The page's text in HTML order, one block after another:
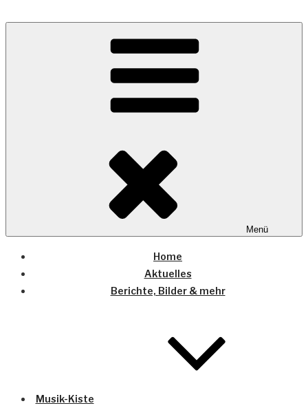
COUNTRYHOME
Wo die (Country-) Musik Zuhause ist
Menü
Home
Aktuelles
Berichte, Bilder & mehr
Musik-Kiste